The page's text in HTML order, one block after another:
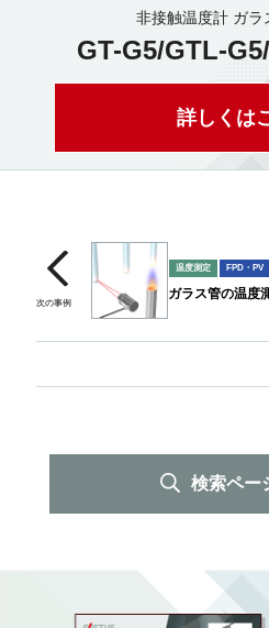
非接触温度計 ガラ
GT-G5/GTL-
詳しくは
温度測定 FPD・PV
ガラス管の温度
検索ペー